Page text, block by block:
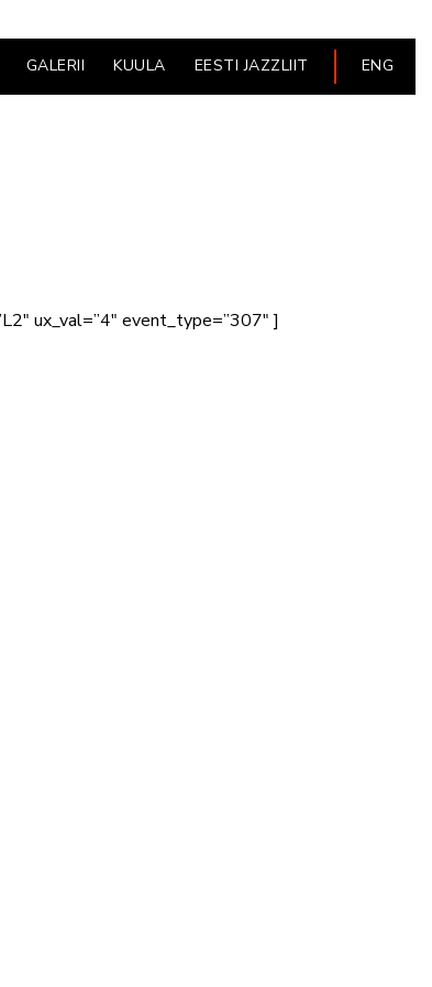
GALERII KUULA EESTI JAZZLIIT ENG
ux_val=”4″ event_type=”307″ ]